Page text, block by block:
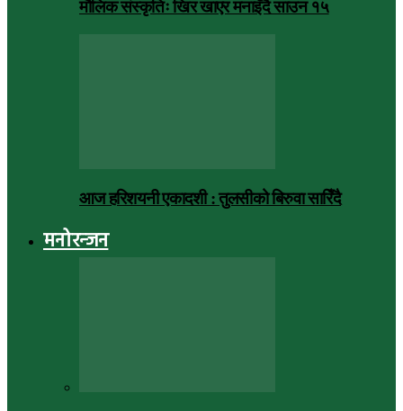
मौलिक संस्कृतिः खिर खाएर मनाइँदै साउन १५
आज हरिशयनी एकादशी : तुलसीको बिरुवा सारिँदै
मनोरन्जन